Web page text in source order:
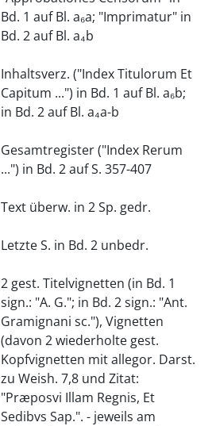
Bd. 1 auf Bl. a₆a; "Imprimatur" in
Bd. 2 auf Bl. a₄b
Inhaltsverz. ("Index Titulorum Et
Capitum ...") in Bd. 1 auf Bl. a₆b;
in Bd. 2 auf Bl. a₄a-b
Gesamtregister ("Index Rerum
...") in Bd. 2 auf S. 357-407
Text überw. in 2 Sp. gedr.
Letzte S. in Bd. 2 unbedr.
2 gest. Titelvignetten (in Bd. 1
sign.: "A. G."; in Bd. 2 sign.: "Ant.
Gramignani sc."), Vignetten
(davon 2 wiederholte gest.
Kopfvignetten mit allegor. Darst.
zu Weish. 7,8 und Zitat:
"Præposvi Illam Regnis, Et
Sedibvs Sap.". - jeweils am